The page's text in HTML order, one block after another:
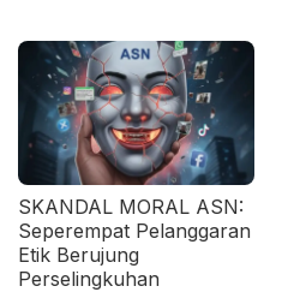
SKANDAL MORAL ASN:
Seperempat Pelanggaran
Etik Berujung
Perselingkuhan